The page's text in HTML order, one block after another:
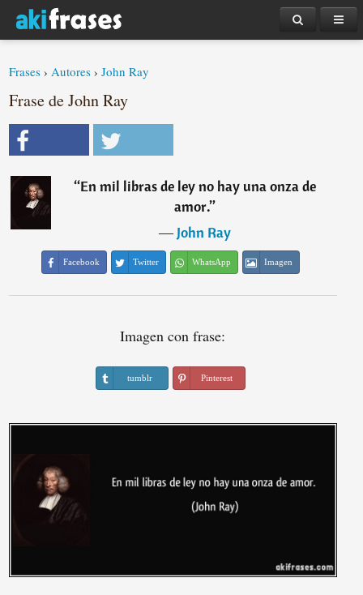
Frases ›Autores ›John Ray
Frase de John Ray
“En mil libras de ley no hay una onza de
amor.”
―John Ray
Facebook Twitter WhatsApp Imagen
Imagen con frase:
tumblr Pinterest